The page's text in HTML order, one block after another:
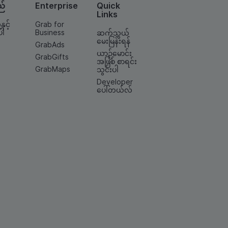
င့်
Enterprise
Grab for
Business
GrabAds
GrabGifts
GrabMaps
Quick
Links
ဆက်သွယ်
မေးမြန်းရန်
ယာဉ်မောင်း
အဖြစ် စာရင်း
သွင်းပါ
Developer
ပေါ်တယ်လ်